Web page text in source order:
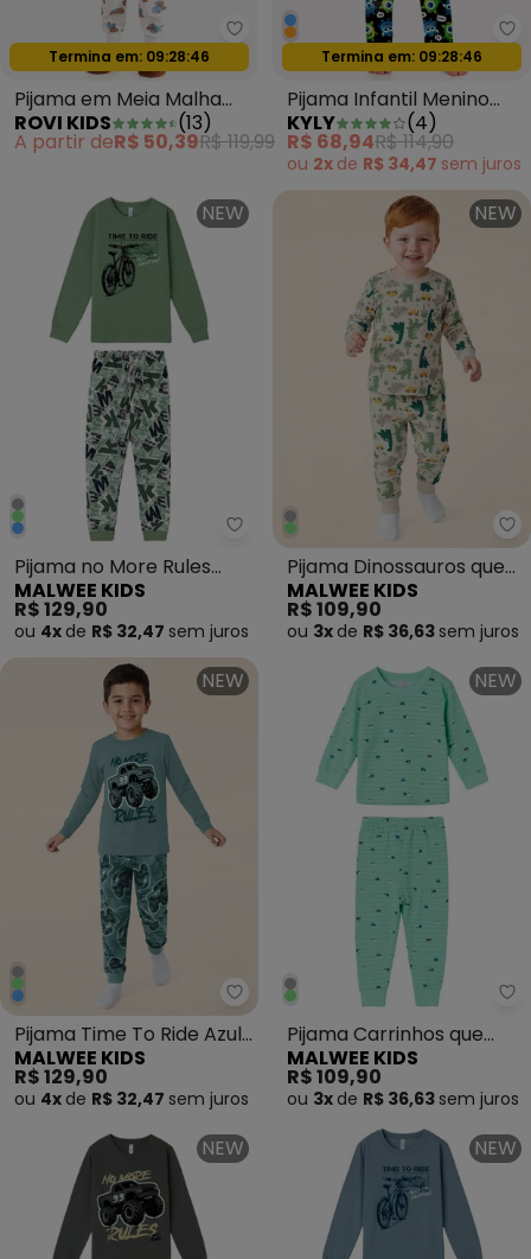
Rovi Kids - Pijama em Meia
Oferta relâmpago
Termina em: 09:28:44
Pijama em Meia Malha
Bege
ROVI KIDS (13)
A partir deR$ 50,39R$ 119,99
Oferta relâmpago
Termina em: 09:28:44
Pijama Infantil Menino
Monstrinhos Azul
KYLY (4)
R$ 68,94R$ 114,90
ou 2x de R$ 34,47 sem juros
NEW
Malwee Kids - Pijama no More
Pijama no More Rules
Verde Menta
MALWEE KIDS
R$ 129,90
ou 4x de R$ 32,47 sem juros
NEW
Pijama Dinossauros que
Brilha no Escuro Cinza
MALWEE KIDS
R$ 109,90
ou 3x de R$ 36,63 sem juros
NEW
Malwee Kids - Pijama Time To
Pijama Time To Ride Azul
Petróleo
MALWEE KIDS
R$ 129,90
ou 4x de R$ 32,47 sem juros
NEW
Pijama Carrinhos que
Brilha no Escuro Verde
Água
MALWEE KIDS
R$ 109,90
ou 3x de R$ 36,63 sem juros
NEW NEW